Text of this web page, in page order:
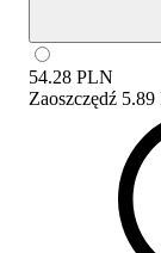
54.28 PLN
Zaoszczędź 5.89